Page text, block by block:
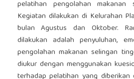
pelatihan pengolahan
Kegiatan dilakukan di Kelurahan
bulan Agustus dan Oktober.
dilakukan adalah penyuluhan,
pengolahan makanan selingan
diukur dengan menggunakan